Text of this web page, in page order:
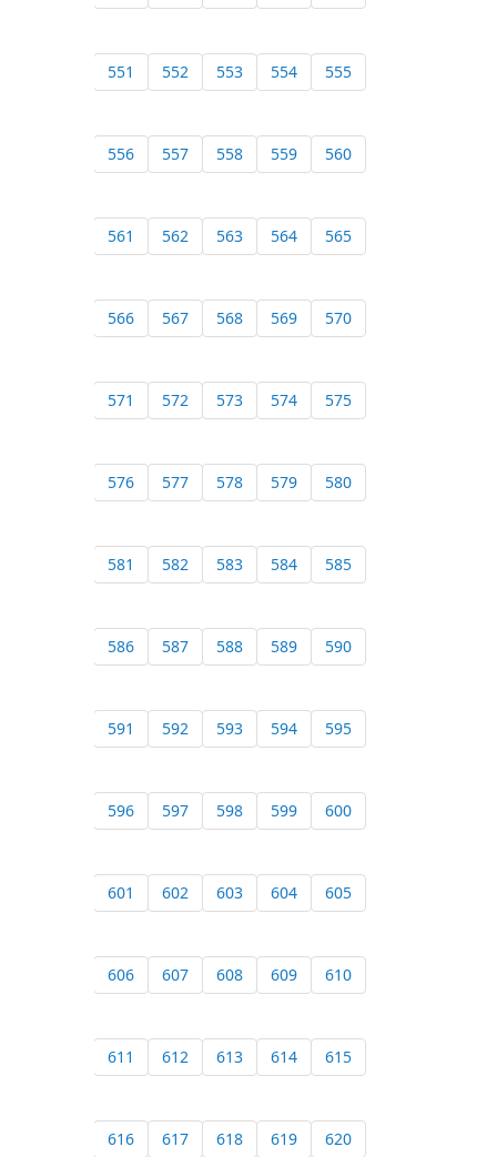
551 552 553 554 555
556 557 558 559 560
561 562 563 564 565
566 567 568 569 570
571 572 573 574 575
576 577 578 579 580
581 582 583 584 585
586 587 588 589 590
591 592 593 594 595
596 597 598 599 600
601 602 603 604 605
606 607 608 609 610
611 612 613 614 615
616 617 618 619 620